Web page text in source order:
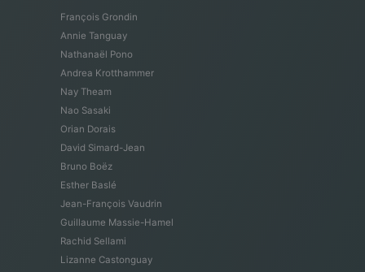
François Grondin
Annie Tanguay
Nathanaël Pono
Andrea Krotthammer
Nay Theam
Nao Sasaki
Orian Dorais
David Simard-Jean
Bruno Boëz
Esther Baslé
Jean-François Vaudrin
Guillaume Massie-Hamel
Rachid Sellami
Lizanne Castonguay